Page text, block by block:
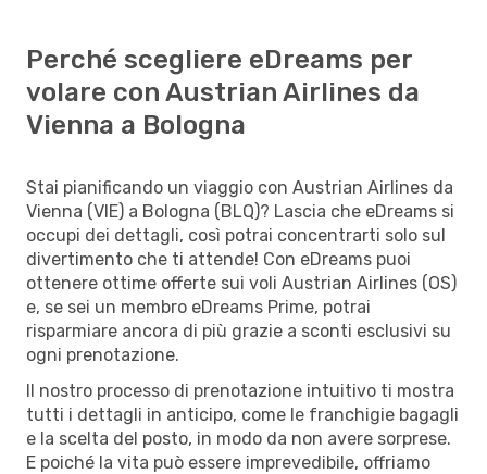
Perché scegliere eDreams per
volare con Austrian Airlines da
Vienna a Bologna
Stai pianificando un viaggio con Austrian Airlines da
Vienna (VIE) a Bologna (BLQ)? Lascia che eDreams si
occupi dei dettagli, così potrai concentrarti solo sul
divertimento che ti attende! Con eDreams puoi
ottenere ottime offerte sui voli Austrian Airlines (OS)
e, se sei un membro eDreams Prime, potrai
risparmiare ancora di più grazie a sconti esclusivi su
ogni prenotazione.
Il nostro processo di prenotazione intuitivo ti mostra
tutti i dettagli in anticipo, come le franchigie bagagli
e la scelta del posto, in modo da non avere sorprese.
E poiché la vita può essere imprevedibile, offriamo